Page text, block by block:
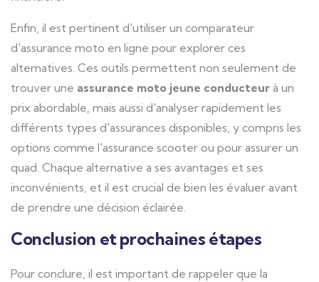
Enfin, il est pertinent d'utiliser un comparateur
d'assurance moto en ligne pour explorer ces
alternatives. Ces outils permettent non seulement de
trouver une assurance moto jeune conducteur à un
prix abordable, mais aussi d'analyser rapidement les
différents types d'assurances disponibles, y compris les
options comme l'assurance scooter ou pour assurer un
quad. Chaque alternative a ses avantages et ses
inconvénients, et il est crucial de bien les évaluer avant
de prendre une décision éclairée.
Conclusion et prochaines étapes
Pour conclure, il est important de rappeler que la